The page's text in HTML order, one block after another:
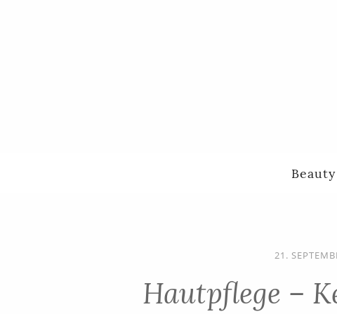
Beauty
21.
Hautpflege –